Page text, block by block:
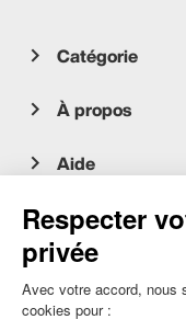
Catégorie
À propos
Aide
Service client
Lundi-Vendredi